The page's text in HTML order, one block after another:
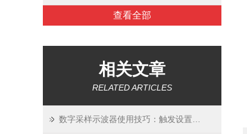
查看全部
相关文章
RELATED ARTICLES